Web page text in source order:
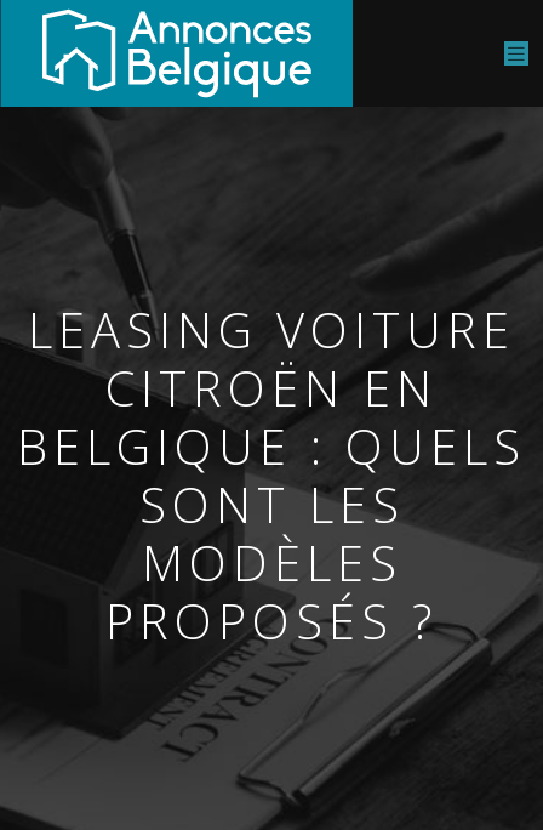
LEASING VOITURE
CITROËN EN
BELGIQUE : QUELS
SONT LES
MODÈLES
PROPOSÉS ?